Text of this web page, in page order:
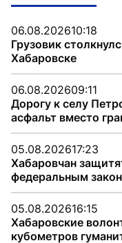
06.08.202610:18
Грузовик
Хабаровске
06.08.202609:11
Дорогу к селу
асфальт вместо
05.08.202617:23
Хабаровчан
федеральным
05.08.202616:15
Хабаровские
кубометров